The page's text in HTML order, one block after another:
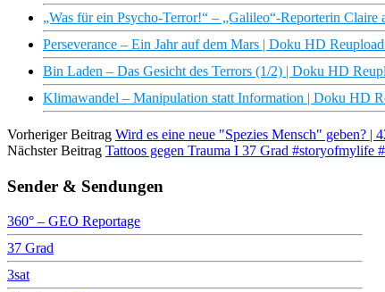
„Was für ein Psycho-Terror!“ – „Galileo“-Reporterin Claire
Perseverance – Ein Jahr auf dem Mars | Doku HD
Bin Laden – Das Gesicht des Terrors (1/2) | Doku HD
Klimawandel – Manipulation statt Information | Doku HD
Vorheriger Beitrag Wird es eine neue "Spezies Mensch" geben?
Nächster Beitrag Tattoos gegen Trauma I 37 Grad #storyofmylife
Sender & Sendungen
360° – GEO Reportage
37 Grad
3sat